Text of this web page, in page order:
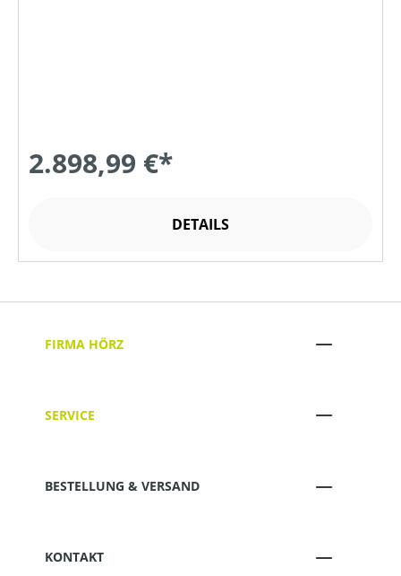
2.898,99 €*
DETAILS
FIRMA HÖRZ
SERVICE
BESTELLUNG & VERSAND
KONTAKT